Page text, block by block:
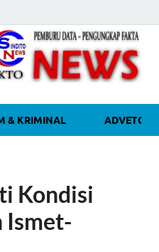
Media Independen Faktual dan
Terpercaya
& KRIMINAL
Kondisi
Ismet-